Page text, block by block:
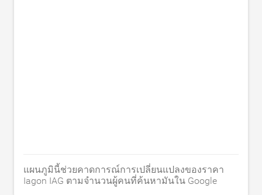
แผนภูมินี้ช่วยคาดการณ์การเปลี่ยนแปลงของราคา
Iagon IAG ตามจำนวนผู้คนที่ค้นหามันใน Google